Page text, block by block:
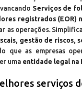
Serviços de
registrados (EOR)
as operações.
gestão de riscos,
que as empresas
uma entidade legal na
serviços